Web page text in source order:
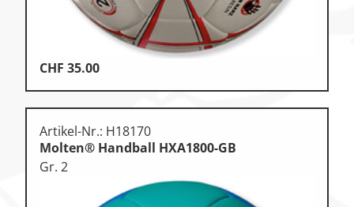
CHF 35.00
Artikel-Nr.: H18170
Molten® Handball HXA1800-GB
Gr. 2